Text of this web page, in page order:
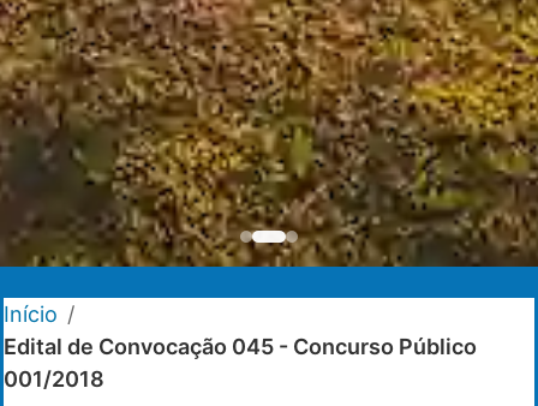
Início /
Edital de Convocação 045 - Concurso Público
001/2018